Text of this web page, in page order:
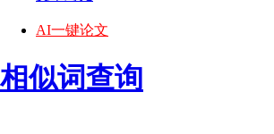
AI一键论文
相似词查询